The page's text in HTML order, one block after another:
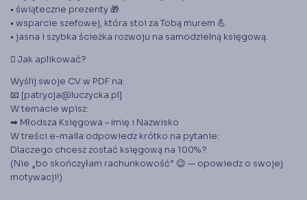
• świąteczne prezenty 🎁
• wsparcie szefowej, która stoi za Tobą murem 💪
• jasna i szybka ścieżka rozwoju na samodzielną księgową.
􁲸 Jak aplikować?
Wyślij swoje CV w PDF na:
📧 [patrycja@luczycka.pl]
W temacie wpisz:
➡ Młodsza Księgowa – Imię i Nazwisko
W treści e-maila odpowiedz krótko na pytanie:
Dlaczego chcesz zostać księgową na 100%?
(Nie „bo skończyłam rachunkowość” 😉 — opowiedz o swojej
motywacji!)